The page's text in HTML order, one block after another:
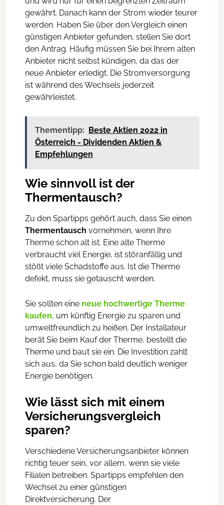
gewährt. Danach kann der Strom wieder teurer
werden. Haben Sie über den Vergleich einen
günstigen Anbieter gefunden, stellen Sie dort
den Antrag. Häufig müssen Sie bei Ihrem alten
Anbieter nicht selbst kündigen, da das der
neue Anbieter erledigt. Die Stromversorgung
ist während des Wechsels jederzeit
gewährleistet.
Thementipp: Beste Aktien 2022 in
Österreich - Dividenden Aktien &
Empfehlungen
Wie sinnvoll ist der
Thermentausch?
Zu den Spartipps gehört auch, dass Sie einen
Thermentausch vornehmen, wenn Ihre
Therme schon alt ist. Eine alte Therme
verbraucht viel Energie, ist störanfällig und
stößt viele Schadstoffe aus. Ist die Therme
defekt, muss sie getauscht werden.
Sie sollten eine neue hochwertige Therme
kaufen, um künftig Energie zu sparen und
umweltfreundlich zu heißen. Der Installateur
berät Sie beim Kauf der Therme, bestellt die
Therme und baut sie ein. Die Investition zahlt
sich aus, da Sie schon bald deutlich weniger
Energie benötigen.
Wie lässt sich mit einem
Versicherungsvergleich
sparen?
Verschiedene Versicherungsanbieter können
richtig teuer sein, vor allem, wenn sie viele
Filialen betreiben. Spartipps empfehlen den
Wechsel zu einer günstigen
Direktversicherung. Der